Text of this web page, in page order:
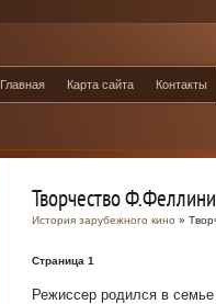
Главная Карта сайта Контакты
Творчество Ф.Феллини
История зарубежного кино »
Страница 1
Режиссер родился в